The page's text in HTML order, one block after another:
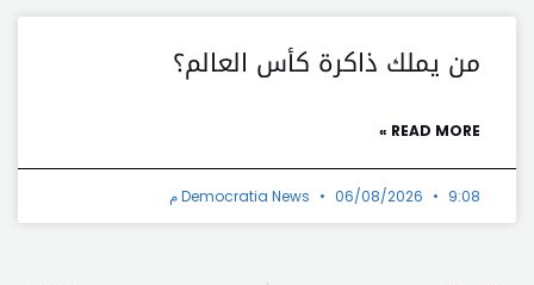
من يملك ذاكرة كأس العالم؟
READ MORE »
Democratia News 06/08/2026 9:08 م